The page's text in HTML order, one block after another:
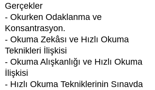
Gerçekler
- Okurken Odaklanma ve
Konsantrasyon.
- Okuma Zekâsı ve Hızlı Okuma
Teknikleri İlişkisi
- Okuma Alışkanlığı ve Hızlı Okuma
İlişkisi
- Hızlı Okuma Tekniklerinin Sınavda